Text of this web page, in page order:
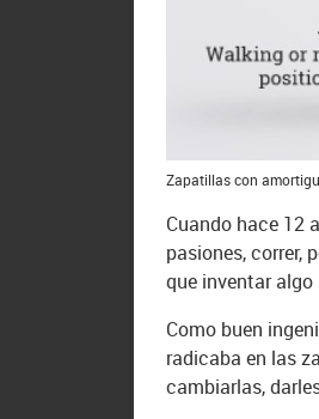
Zapatillas con
Cuando hace 12
pasiones, correr,
que inventar
Como buen
radicaba en las
cambiarlas,